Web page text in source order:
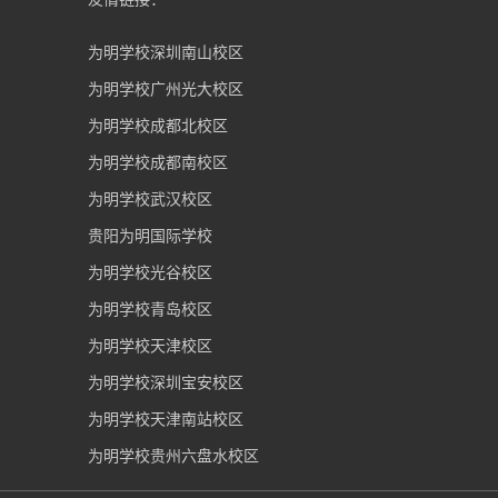
为明学校深圳南山校区
为明学校广州光大校区
为明学校成都北校区
为明学校成都南校区
为明学校武汉校区
贵阳为明国际学校
为明学校光谷校区
为明学校青岛校区
为明学校天津校区
为明学校深圳宝安校区
为明学校天津南站校区
为明学校贵州六盘水校区